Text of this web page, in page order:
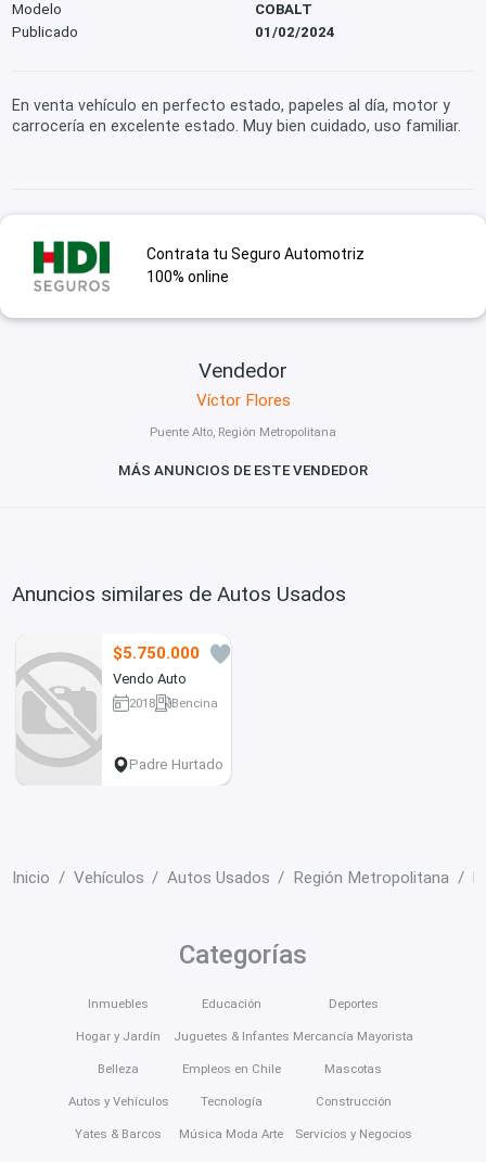
Modelo
COBALT
Publicado
01/02/2024
En venta vehículo en perfecto estado, papeles al día, motor y
carrocería en excelente estado. Muy bien cuidado, uso familiar.
Contrata tu Seguro Automotriz
100% online
Vendedor
Víctor Flores
Puente Alto, Región Metropolitana
MÁS ANUNCIOS DE ESTE VENDEDOR
Anuncios similares de Autos Usados
$5.750.000
Vendo Auto
2018
Bencina
Padre Hurtado
Inicio Vehículos Autos Usados Región Metropolitana
Categorías
Inmuebles
Hogar y Jardín
Belleza
Autos y Vehículos
Yates & Barcos
Educación
Juguetes & Infantes
Empleos en Chile
Tecnología
Música Moda Arte
Deportes
Mercancía Mayorista
Mascotas
Construcción
Servicios y Negocios